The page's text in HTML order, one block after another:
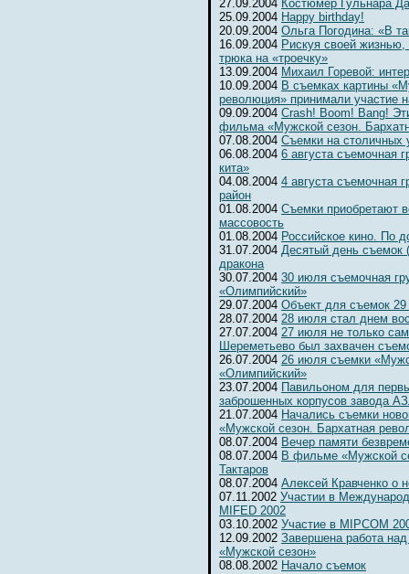
27.09.2004 Костюмер Гульнара
25.09.2004 Happy birthday!
20.09.2004 Ольга Погодина: «В
16.09.2004 Рискуя своей
трюка на «троечку»
13.09.2004 Михаил Горевой:
10.09.2004 В съемках картины
революция» принимали участие
09.09.2004 Crash! Boom! Bang!
фильма «Мужской сезон.
07.08.2004 Съемки на столичных
06.08.2004 6 августа съемочная
кита»
04.08.2004 4 августа съемочная
район
01.08.2004 Съемки приобретают
массовость
01.08.2004 Российское кино. По
31.07.2004 Десятый день съемок
дракона
30.07.2004 30 июля съемочная
«Олимпийский»
29.07.2004 Объект для съемок
28.07.2004 28 июля стал днем
27.07.2004 27 июля не только
Шереметьево был захвачен
26.07.2004 26 июля съемки
«Олимпийский»
23.07.2004 Павильоном для
заброшенных корпусов завода
21.07.2004 Начались съемки
«Мужской сезон. Бархатная
08.07.2004 Вечер памяти
08.07.2004 В фильме «Мужской
Тактаров
08.07.2004 Алексей Кравченко о
07.11.2002 Участии в
MIFED 2002
03.10.2002 Участие в MIPCOM
12.09.2002 Завершена работа
«Мужской сезон»
08.08.2002 Начало съемок